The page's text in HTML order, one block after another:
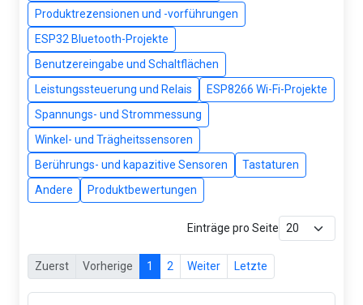
Produktrezensionen und -vorführungen
ESP32 Bluetooth-Projekte
Benutzereingabe und Schaltflächen
Leistungssteuerung und Relais
ESP8266 Wi-Fi-Projekte
Spannungs- und Strommessung
Winkel- und Trägheitssensoren
Berührungs- und kapazitive Sensoren
Tastaturen
Andere
Produktbewertungen
Einträge pro Seite
Zuerst Vorherige 1 2 Weiter Letzte